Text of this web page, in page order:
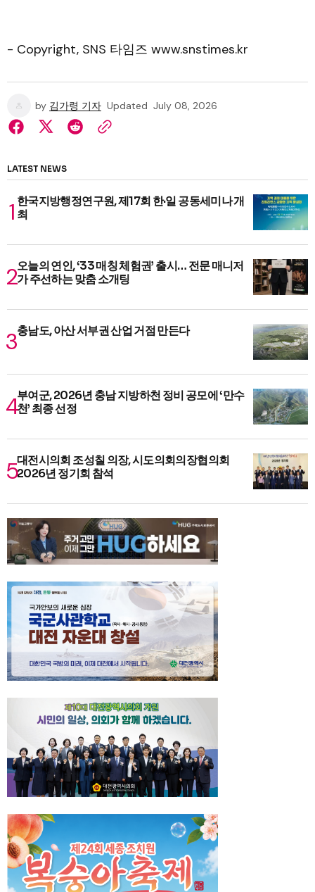
- Copyright, SNS 타임즈 www.snstimes.kr
by 김가령 기자 Updated July 08, 2026
LATEST NEWS
한국지방행정연구원, 제17회 한·일 공동세미나 개
최
오늘의 연인, ‘33 매칭 체험권’ 출시… 전문 매니저
가 주선하는 맞춤 소개팅
충남도, 아산 서부권 산업 거점 만든다
부여군, 2026년 충남 지방하천 정비 공모에 ‘만수
천’ 최종 선정
대전시의회 조성칠 의장, 시도의회의장협의회
2026년 정기회 참석